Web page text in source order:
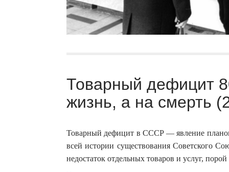
Товарный дефицит
жизнь, а на смерть
Товарный дефицит в СССР — явление
всей истории существования Советского
недостаток отдельных товаров и услуг,